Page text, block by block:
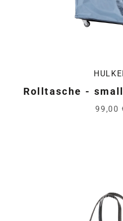
Rolltasche -
99,00